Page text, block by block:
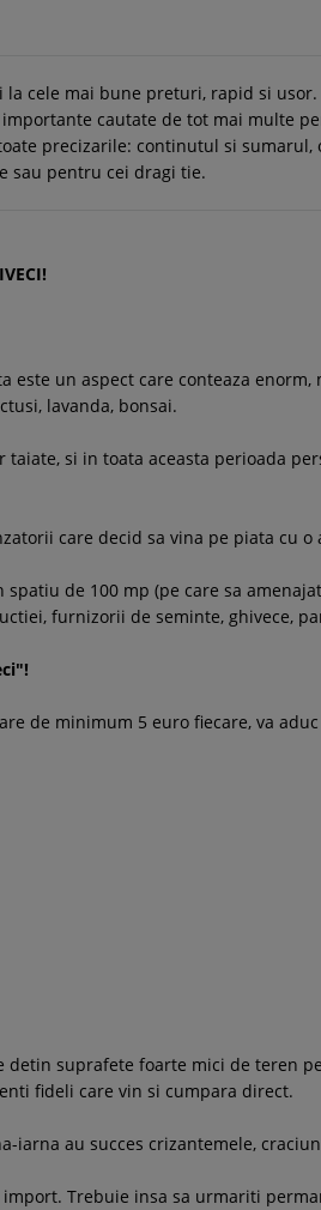
cele mai bune preturi, rapid si usor.
cautate de tot mai multe
precizarile: continutul si
sau pentru cei dragi tie.
un aspect care conteaza
lavanda, bonsai.
si in toata aceasta perioada
care decid sa vina pe piata cu o
de 100 mp (pe care sa
furnizorii de seminte, ghivece,
de minimum 5 euro fiecare, va
suprafete foarte mici de teren
fideli care vin si cumpara direct.
iarna au succes crizantemele,
Trebuie insa sa urmariti